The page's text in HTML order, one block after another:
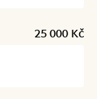
25 000 Kč